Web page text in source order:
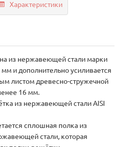
Характеристики
из нержавеющей стали марки
и дополнительно усиливается
листом древесно-стружечной
16 мм.
из нержавеющей стали AISI
сплошная полка из
стали, которая